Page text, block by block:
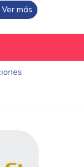
más